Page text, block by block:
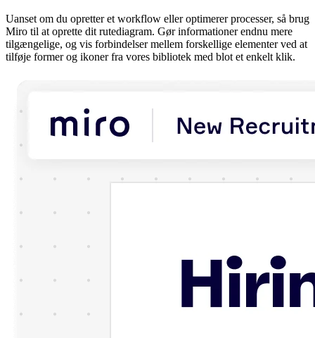
Uanset om du opretter et workflow eller optimerer processer, så brug
Miro til at oprette dit rutediagram. Gør informationer endnu mere
tilgængelige, og vis forbindelser mellem forskellige elementer ved at
tilføje former og ikoner fra vores bibliotek med blot et enkelt klik.